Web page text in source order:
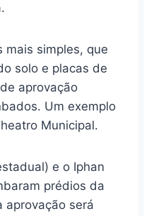
mais simples, que
solo e placas de
aprovação
Um exemplo
Municipal.
e o Iphan
prédios da
aprovação será